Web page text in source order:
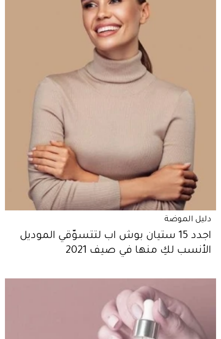
دليل الموضة
اجدد 15 ستيان بوش اب لتتسوّقي الموديل
الأنسب لكِ منها في صيف 2021